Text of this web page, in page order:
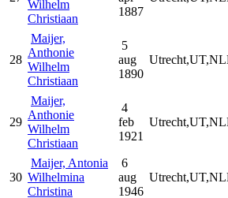
Wilhelm
Christiaan
1887
28
Maijer,
Anthonie
Wilhelm
Christiaan
5
aug
1890
29
Maijer,
Anthonie
Wilhelm
Christiaan
4
feb
1921
30
Maijer, Antonia
Wilhelmina
Christina
6
aug
1946